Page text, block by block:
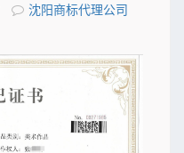
沈阳商标代理公司